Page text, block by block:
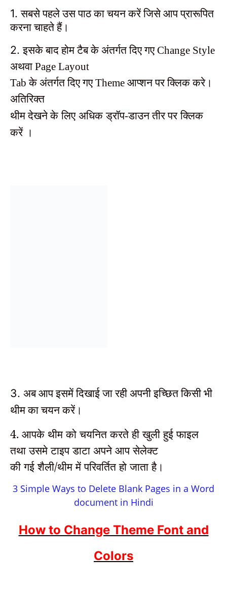
1.सबसे पहले उस पाठ का चयन करें जिसे आप प्रारूपित
करना चाहते हैं।
2.इसके बाद होम टैब के अंतर्गत दिए गए Change Style
अथवा Page Layout
Tab के अंतर्गत दिए गए Theme आप्शन पर क्लिक करे।
अतिरिक्त
थीम देखने के लिए अधिक ड्रॉप-डाउन तीर पर क्लिक
करें ।
3. अब आप इसमें दिखाई जा रही अपनी इच्छित किसी भी
थीम का चयन करें।
4. आपके थीम को चयनित करते ही खुली हुई फाइल
तथा उसमे टाइप डाटा अपने आप सेलेक्ट
की गई शैली/थीम में परिवर्तित हो जाता है।
3 Simple Ways to Delete Blank Pages in a Word
document in Hindi
How to Change Theme Font and
Colors